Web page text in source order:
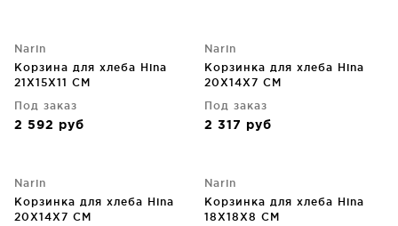
Narin
Корзина для хлеба Hina
21X15X11 CM
Под заказ
2 592 руб
Narin
Корзинка для хлеба Hina
20X14X7 CM
Под заказ
2 317 руб
Narin
Корзинка для хлеба Hina
20X14X7 CM
Narin
Корзинка для хлеба Hina
18X18X8 CM